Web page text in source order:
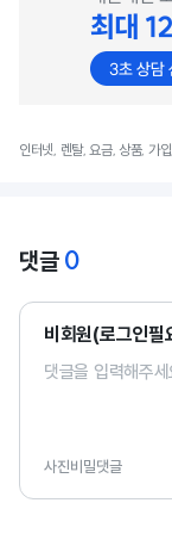
인터넷, 렌탈, 요금, 상품, 가
댓글 0
비회원(로그인필
사진비밀댓글